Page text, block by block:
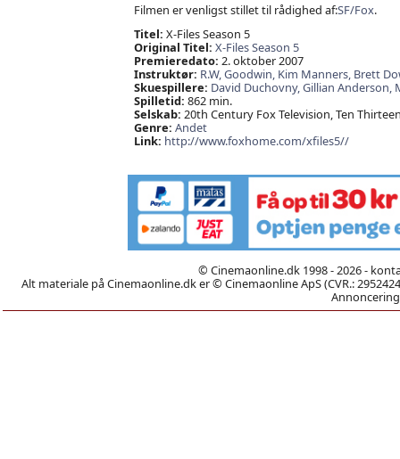
Filmen er venligst stillet til rådighed af:SF/Fox.
Titel: X-Files Season 5
Original Titel: X-Files Season 5
Premieredato: 2. oktober 2007
Instruktør: R.W,Goodwin, Kim Manners, Brett
Skuespillere: David Duchovny,Gillian Anderson,
Spilletid: 862 min.
Selskab: 20th Century Fox Television, Ten
Genre: Andet
Link: http://www.foxhome.com/xfiles5//
© Cinemaonline.dk 1998 - 2026 -
Alt materiale på Cinemaonline.dk er © Cinemaonline ApS (CVR.: